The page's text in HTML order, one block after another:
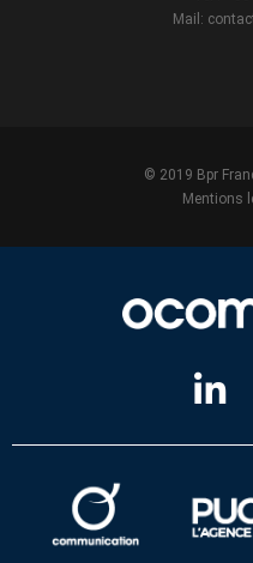
Mail:
© 2019 Bpr
Mentions